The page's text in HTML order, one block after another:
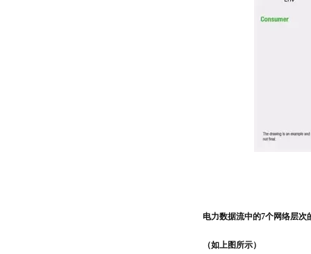
电力数据流中的7个网络层次
（如上图所示）